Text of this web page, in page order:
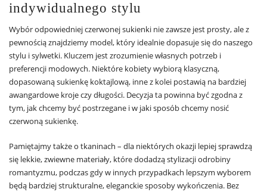
indywidualnego stylu
Wybór odpowiedniej czerwonej sukienki nie zawsze jest prosty, ale z
pewnością znajdziemy model, który idealnie dopasuje się do naszego
stylu i sylwetki. Kluczem jest zrozumienie własnych potrzeb i
preferencji modowych. Niektóre kobiety wybiorą klasyczną,
dopasowaną sukienkę koktajlową, inne z kolei postawią na bardziej
awangardowe kroje czy długości. Decyzja ta powinna być zgodna z
tym, jak chcemy być postrzegane i w jaki sposób chcemy nosić
czerwoną sukienkę.
Pamiętajmy także o tkaninach – dla niektórych okazji lepiej sprawdzą
się lekkie, zwiewne materiały, które dodadzą stylizacji odrobiny
romantyzmu, podczas gdy w innych przypadkach lepszym wyborem
będą bardziej strukturalne, eleganckie sposoby wykończenia. Bez